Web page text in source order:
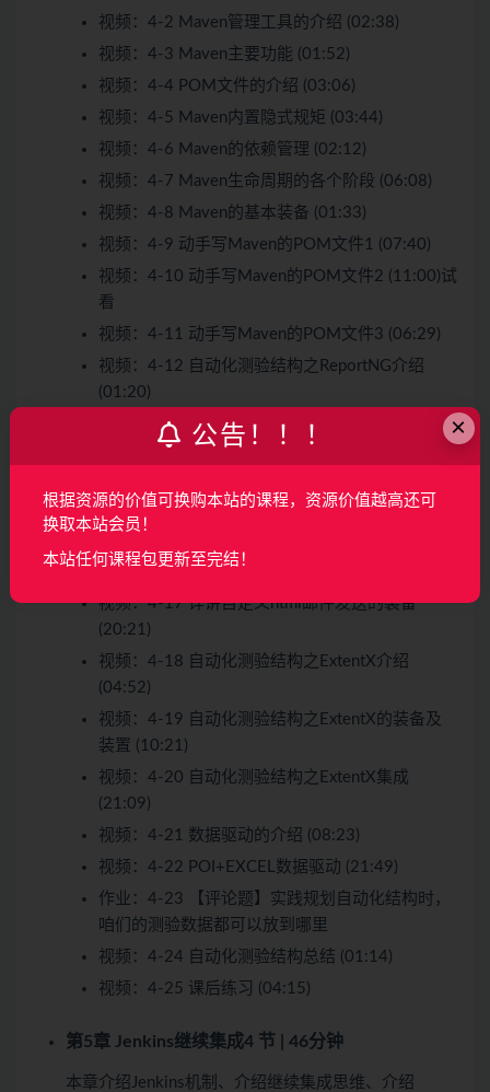
视频： 4-2 Maven管理工具的介绍 (02:38)
视频： 4-3 Maven主要功能 (01:52)
视频： 4-4 POM文件的介绍 (03:06)
视频： 4-5 Maven内置隐式规矩 (03:44)
视频： 4-6 Maven的依赖管理 (02:12)
视频： 4-7 Maven生命周期的各个阶段 (06:08)
视频： 4-8 Maven的基本装备 (01:33)
视频： 4-9 动手写Maven的POM文件1 (07:40)
视频： 4-10 动手写Maven的POM文件2 (11:00)试
看
视频： 4-11 动手写Maven的POM文件3 (06:29)
视频： 4-12 自动化测验结构之ReportNG介绍
(01:20)
4-13 ReportNG与TestNG陈述的比照
视频：
(03:45)
视频：4-17 详讲自定义html邮件发送的装备
(20:21)
视频： 4-18 自动化测验结构之ExtentX介绍
(04:52)
视频： 4-19 自动化测验结构之ExtentX的装备及
装置 (10:21)
视频： 4-20 自动化测验结构之ExtentX集成
(21:09)
视频： 4-21 数据驱动的介绍 (08:23)
视频： 4-22 POI+EXCEL数据驱动 (21:49)
作业： 4-23 【评论题】实践规划自动化结构时，
咱们的测验数据都可以放到哪里
视频： 4-24 自动化测验结构总结 (01:14)
视频： 4-25 课后练习 (04:15)
第5章 Jenkins继续集成4 节 | 46分钟
本章介绍Jenkins机制、介绍继续集成思维、介绍
×
公告！！！
根据资源的价值可换购本站的课程，资源价值越高还可
换取本站会员！
本站任何课程包更新至完结！